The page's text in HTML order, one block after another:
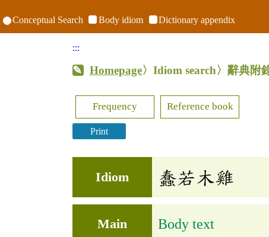
Conceptual Search Body idiom Dictionary appendix
:::
Homepage〉Idiom search〉辭典附
Frequency Reference book
Print
Idiom 蠢若木雞
Main Body text